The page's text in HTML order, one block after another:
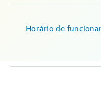
Horário de